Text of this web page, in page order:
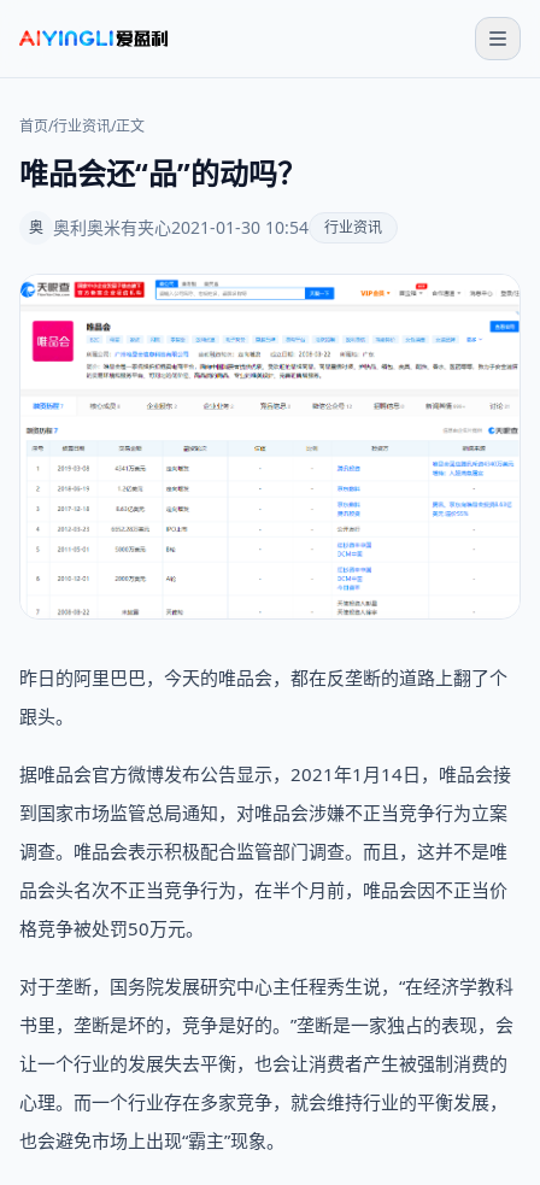
首页/行业资讯/正文
唯品会还“品”的动吗？
奥 奥利奥米有夹心2021-01-30 10:54 行业资讯
昨日的阿里巴巴，今天的唯品会，都在反垄断的道路上翻了个
跟头。
据唯品会官方微博发布公告显示，2021年1月14日，唯品会接
到国家市场监管总局通知，对唯品会涉嫌不正当竞争行为立案
调查。唯品会表示积极配合监管部门调查。而且，这并不是唯
品会头名次不正当竞争行为，在半个月前，唯品会因不正当价
格竞争被处罚50万元。
对于垄断，国务院发展研究中心主任程秀生说，“在经济学教科
书里，垄断是坏的，竞争是好的。”垄断是一家独占的表现，会
让一个行业的发展失去平衡，也会让消费者产生被强制消费的
心理。而一个行业存在多家竞争，就会维持行业的平衡发展，
也会避免市场上出现“霸主”现象。